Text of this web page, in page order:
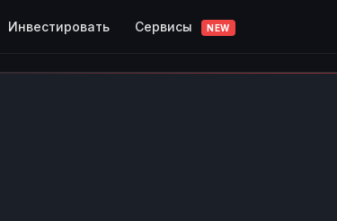
Инвестировать Сервисы NEW